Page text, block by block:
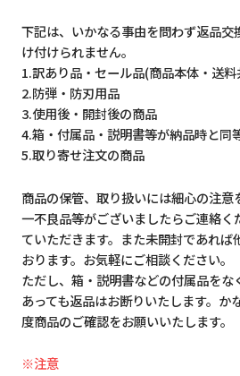
下記は、いかなる事由を問わず返品交
け付けられません。
1.訳あり品・セール品(商品本体・送料
2.防弾・防刃用品
3.使用後・開封後の商品
4.箱・付属品・説明書等が納品時と同
5.取り寄せ注文の商品
商品の保管、取り扱いには細心の注意
一不良品等がございましたらご連絡く
ていただきます。また未開封であれば
おります。お気軽にご相談ください。
ただし、箱・説明書などの付属品をな
あっても返品はお断りいたします。か
度商品のご確認をお願いいたします。
※注意